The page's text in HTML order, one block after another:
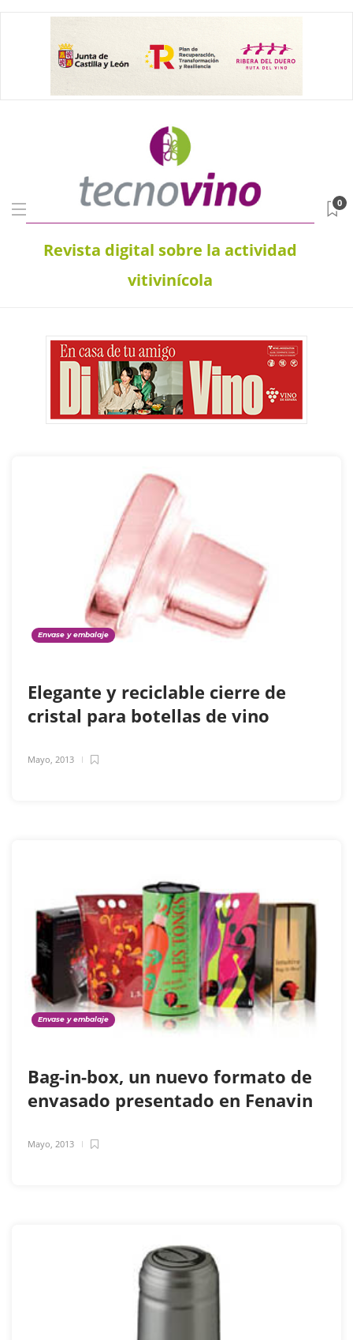
Revista digital sobre la actividad
vitivinícola
0
Envase y embalaje
Elegante y reciclable cierre de
cristal para botellas de vino
Mayo, 2013
Envase y embalaje
Bag-in-box, un nuevo formato de
envasado presentado en Fenavin
Mayo, 2013